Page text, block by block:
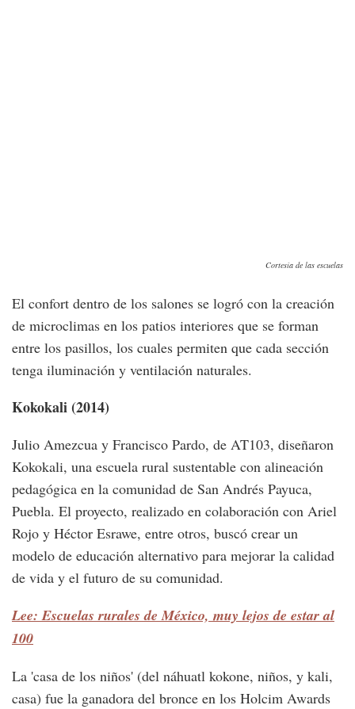
Cortesía de las escuelas
El confort dentro de los salones se logró con la creación
de microclimas en los patios interiores que se forman
entre los pasillos, los cuales permiten que cada sección
tenga iluminación y ventilación naturales.
Kokokali (2014)
Julio Amezcua y Francisco Pardo, de AT103, diseñaron
Kokokali, una escuela rural sustentable con alineación
pedagógica en la comunidad de San Andrés Payuca,
Puebla. El proyecto, realizado en colaboración con Ariel
Rojo y Héctor Esrawe, entre otros, buscó crear un
modelo de educación alternativo para mejorar la calidad
de vida y el futuro de su comunidad.
Lee: Escuelas rurales de México, muy lejos de estar al
100
La 'casa de los niños' (del náhuatl kokone, niños, y kali,
casa) fue la ganadora del bronce en los Holcim Awards